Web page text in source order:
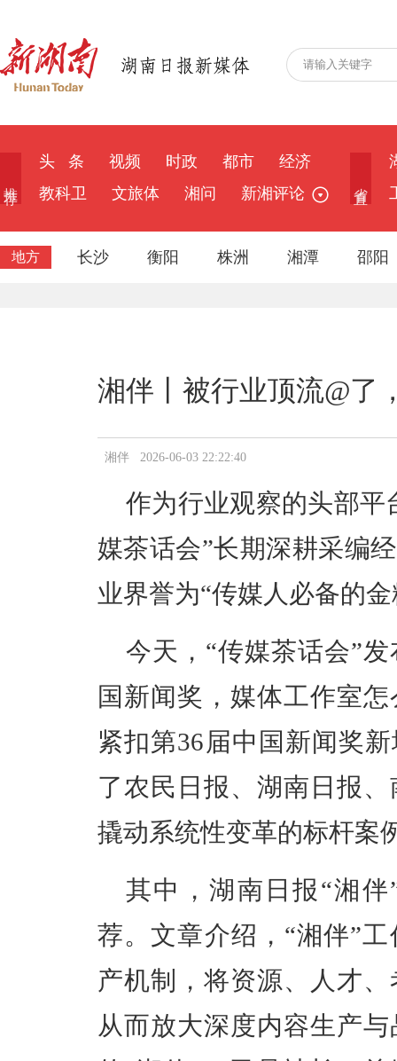
头 条 视频 时政 都市
经济
教科卫
文旅体 湘问 新湘评论
地方 长沙 衡阳 株洲 湘潭 邵阳
湘伴丨被行业顶流@了
湘伴 2026-06-03 22:22:40
作为行业观察的头部平
媒茶话会”长期深耕采编
业界誉为“传媒人必备的
今天，“传媒茶话会”
国新闻奖，媒体工作室
紧扣第36届中国新闻奖
了农民日报、湖南日报
撬动系统性变革的标杆案
其中，湖南日报“湘
荐。文章介绍，“湘伴”
产机制，将资源、人才
从而放大深度内容生产